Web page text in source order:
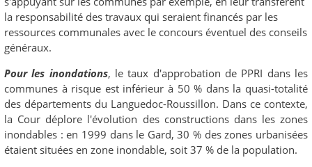
la responsabilité des travaux qui seraient financés par les
ressources communales avec le concours éventuel des conseils
généraux.
Pour les inondations, le taux d'approbation de PPRI dans les
communes à risque est inférieur à 50 % dans la quasi-totalité
des départements du Languedoc-Roussillon. Dans ce contexte,
la Cour déplore l'évolution des constructions dans les zones
inondables : en 1999 dans le Gard, 30 % des zones urbanisées
étaient situées en zone inondable, soit 37 % de la population.